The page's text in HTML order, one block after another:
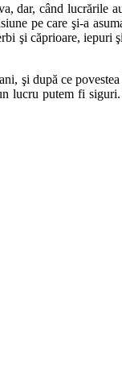
dar, când lucrările
pe care şi-a
şi căprioare, iepuri
şi după ce
lucru putem fi